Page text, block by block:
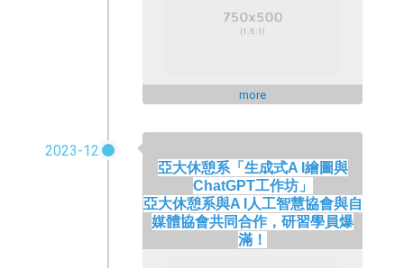
more
2023-12
亞大休憩系「生成式A I 繪圖與
ChatGPT工作坊」
亞大休憩系與A I
人工智慧協會與自
媒體協會共同合作，研習學員爆
滿！